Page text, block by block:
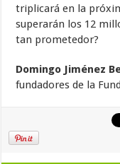
triplicará en la
superarán los 12
tan prometedor?
Domingo Jiménez
fundadores de la